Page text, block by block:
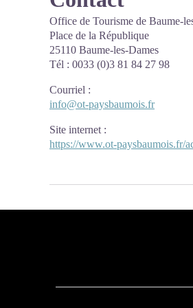
Office de Tourisme de Baume-
Place de la République
25110 Baume-les-Dames
Tél : 0033 (0)3 81 84 27 98
Courriel :
info@ot-paysbaumois.fr
Site internet :
https://www.ot-paysbaumois.fr/